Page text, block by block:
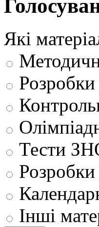
Які
Розробки
Тести
Розробки
Інші